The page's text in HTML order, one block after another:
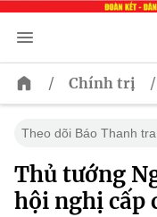
/ Chính trị /
Theo dõi Báo Thanh
Thủ tướng
hội nghị cấp